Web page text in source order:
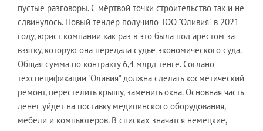
пустые разговоры. С мёртвой точки строительство так и не
сдвинулось. Новый тендер получило ТОО "Оливия" в 2021
году, юрист компании как раз в это была под арестом за
взятку, которую она передала судье экономического суда.
Общая сумма по контракту 6,4 млрд тенге. Соглано
техспецификации "Оливия" должна сделать косметический
ремонт, перестелить крышу, заменить окна. Основная часть
денег уйдёт на поставку медицинского оборудования,
мебели и компьютеров. В списках значатся немецкие,